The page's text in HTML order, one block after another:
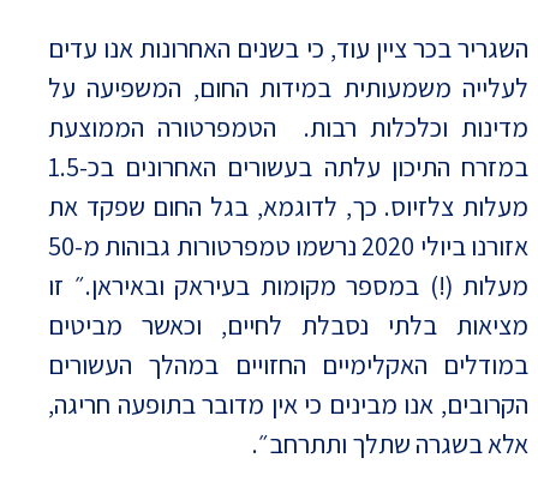
השגריר בכר ציין עוד, כי בשנים האחרונות אנו עדים
לעלייה משמעותית במידות החום, המשפיעה על
מדינות וכלכלות רבות. הטמפרטורה הממוצעת
במזרח התיכון עלתה בעשורים האחרונים בכ-1.5
מעלות צלזיוס. כך, לדוגמא, בגל החום שפקד את
אזורנו ביולי 2020 נרשמו טמפרטורות גבוהות מ-50
מעלות (!) במספר מקומות בעיראק ובאיראן.״ זו
מציאות בלתי נסבלת לחיים, וכאשר מביטים
במודלים האקלימיים החזויים במהלך העשורים
הקרובים, אנו מבינים כי אין מדובר בתופעה חריגה,
אלא בשגרה שתלך ותתרחב״.